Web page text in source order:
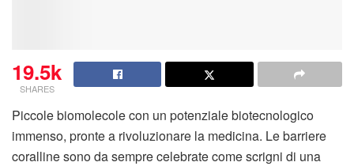
19.5k
SHARES
Piccole biomolecole con un potenziale biotecnologico
immenso, pronte a rivoluzionare la medicina. Le barriere
coralline sono da sempre celebrate come scrigni di una